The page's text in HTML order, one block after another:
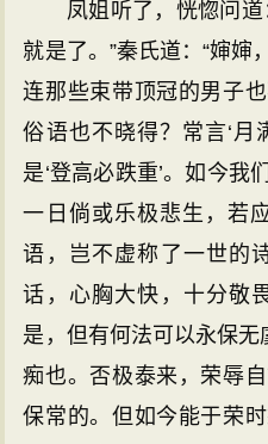
凤姐听了，恍惚问道
就是了。”秦氏道：“婶婶
连那些束带顶冠的男子
俗语也不晓得？常言‘月
是‘登高必跌重’。如今我
一日倘或乐极悲生，若
语，岂不虚称了一世的
话，心胸大快，十分敬
是，但有何法可以永保无
痴也。否极泰来，荣辱
保常的。但如今能于荣